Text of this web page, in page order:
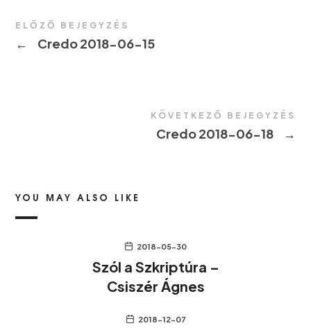
ELŐZŐ BEJEGYZÉS
← Credo 2018-06-15
KÖVETKEZŐ BEJEGYZÉS
Credo 2018-06-18 →
YOU MAY ALSO LIKE
2018-05-30
Szól a Szkriptúra –
Csiszér Ágnes
2018-12-07